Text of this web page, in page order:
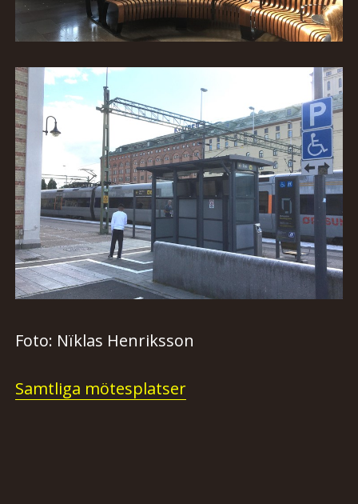
Foto: Nïklas Henriksson
Samtliga mötesplatser